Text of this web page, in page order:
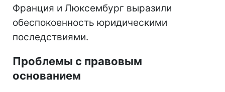
Франция и Люксембург выразили
обеспокоенность юридическими
последствиями.
Проблемы с правовым
основанием